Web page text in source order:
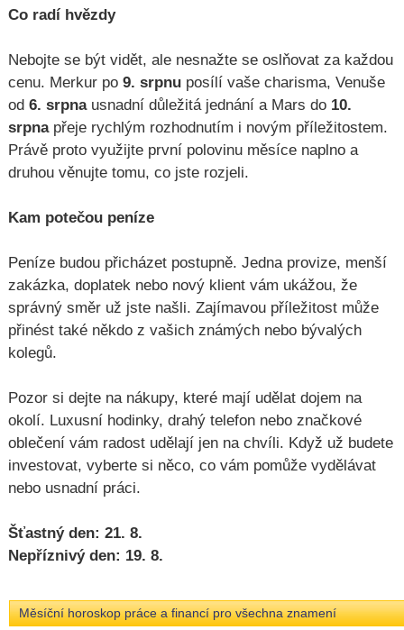
Co radí hvězdy
Nebojte se být vidět, ale nesnažte se oslňovat za každou
cenu. Merkur po 9. srpnu posílí vaše charisma, Venuše
od 6. srpnausnadní důležitá jednání a Mars do 10.
srpnapřeje rychlým rozhodnutím i novým příležitostem.
Právě proto využijte první polovinu měsíce naplno a
druhou věnujte tomu, co jste rozjeli.
Kam potečou peníze
Peníze budou přicházet postupně. Jedna provize, menší
zakázka, doplatek nebo nový klient vám ukážou, že
správný směr už jste našli. Zajímavou příležitost může
přinést také někdo z vašich známých nebo bývalých
kolegů.
Pozor si dejte na nákupy, které mají udělat dojem na
okolí. Luxusní hodinky, drahý telefon nebo značkové
oblečení vám radost udělají jen na chvíli. Když už budete
investovat, vyberte si něco, co vám pomůže vydělávat
nebo usnadní práci.
Šťastný den: 21. 8.
Nepříznivý den: 19. 8.
Měsíční horoskop práce a financí pro všechna znamení